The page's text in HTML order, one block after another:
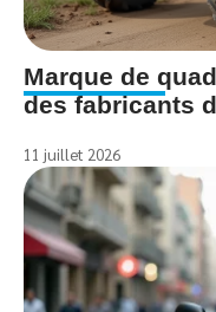
Marque de
des fabricants
11 juillet 2026